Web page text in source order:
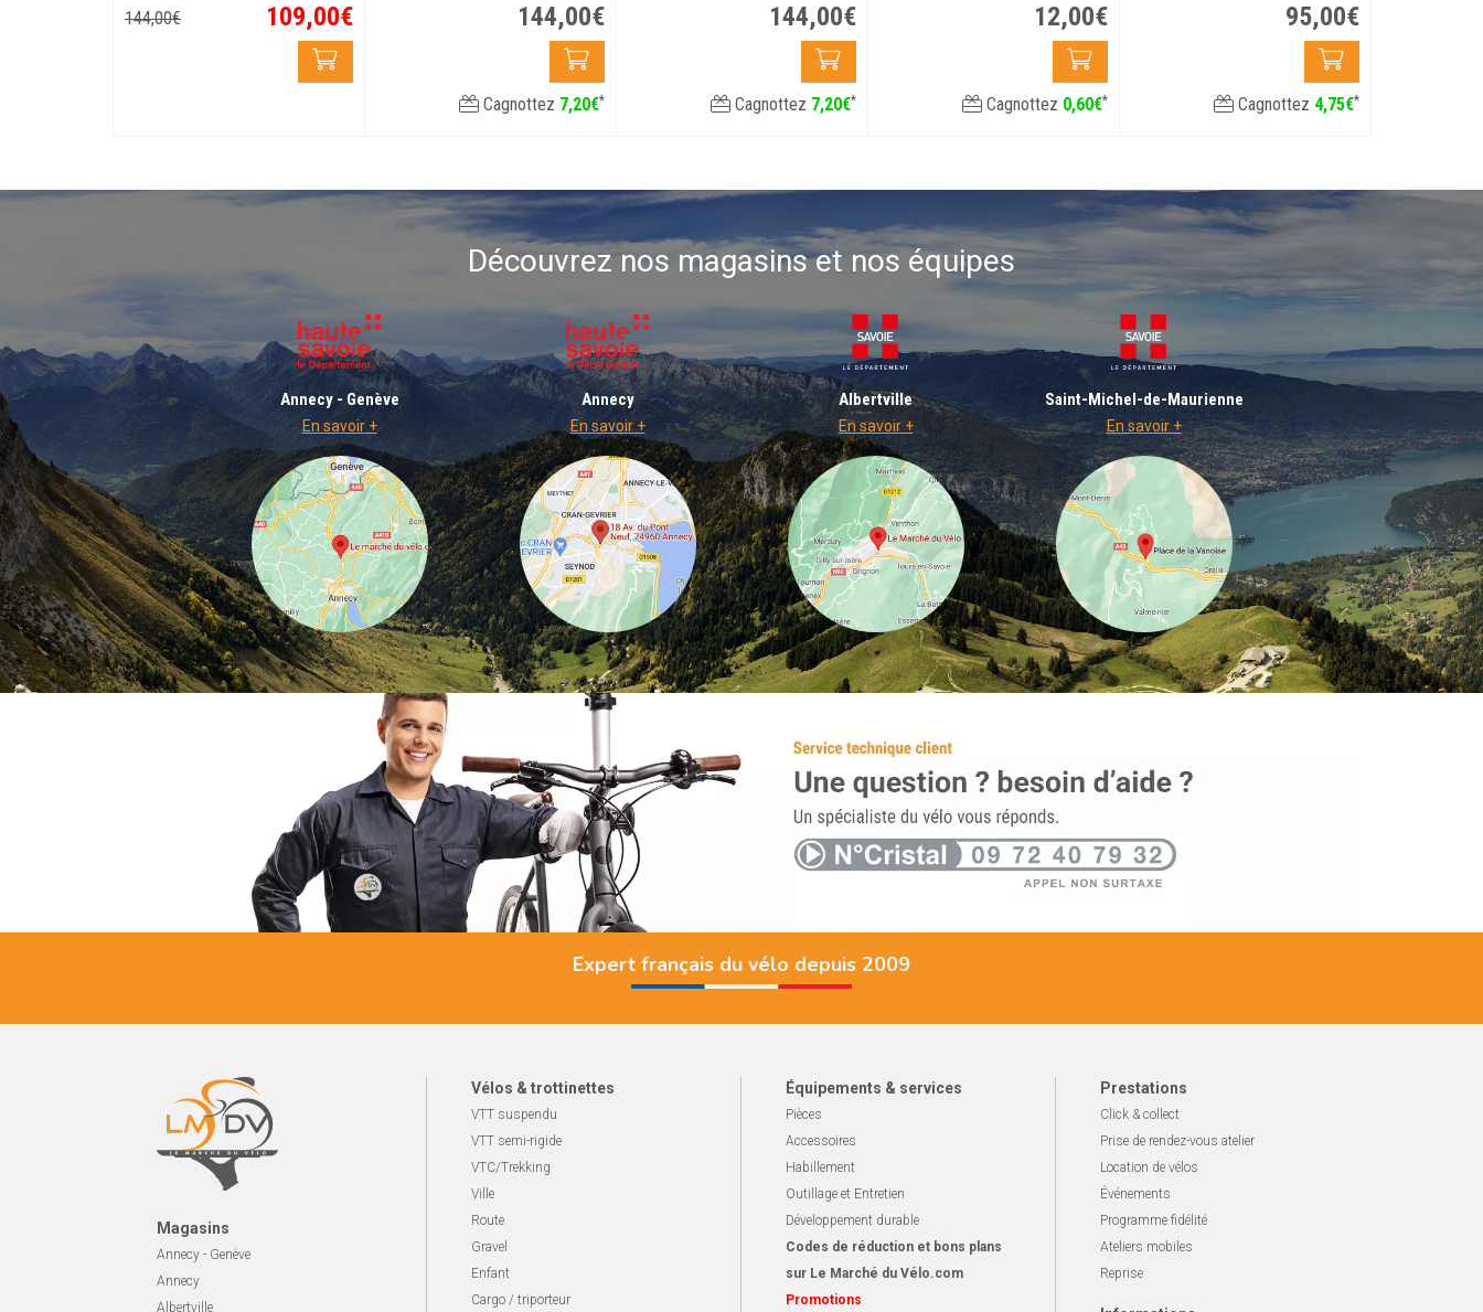
144,00€ 109,00€ 144,00€
Cagnottez 7,20€*
144,00€
Cagnottez 7,20€*
12,00€
Cagnottez 0,60€*
95,00€
Cagnottez 4,75€*
Découvrez nos magasins et nos équipes
Annecy - Genève
En savoir +
Annecy
En savoir +
Albertville
En savoir +
Saint-Michel-de-Maurienne
En savoir +
Expert français du vélo depuis 2009
Magasins
Annecy - Genève
Annecy
Albertville
Vélos & trottinettes
VTT suspendu
VTT semi-rigide
VTC/Trekking
Ville
Route
Gravel
Enfant
Cargo / triporteur
Équipements & services
Pièces
Accessoires
Habillement
Outillage et Entretien
Développement durable
Codes de réduction et bons plans
sur Le Marché du Vélo.com
Promotions
Prestations
Click & collect
Prise de rendez-vous atelier
Location de vélos
Événements
Programme fidélité
Ateliers mobiles
Reprise